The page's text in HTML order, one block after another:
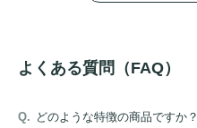
よくある質問（FAQ）
どのような特徴の商品ですか？